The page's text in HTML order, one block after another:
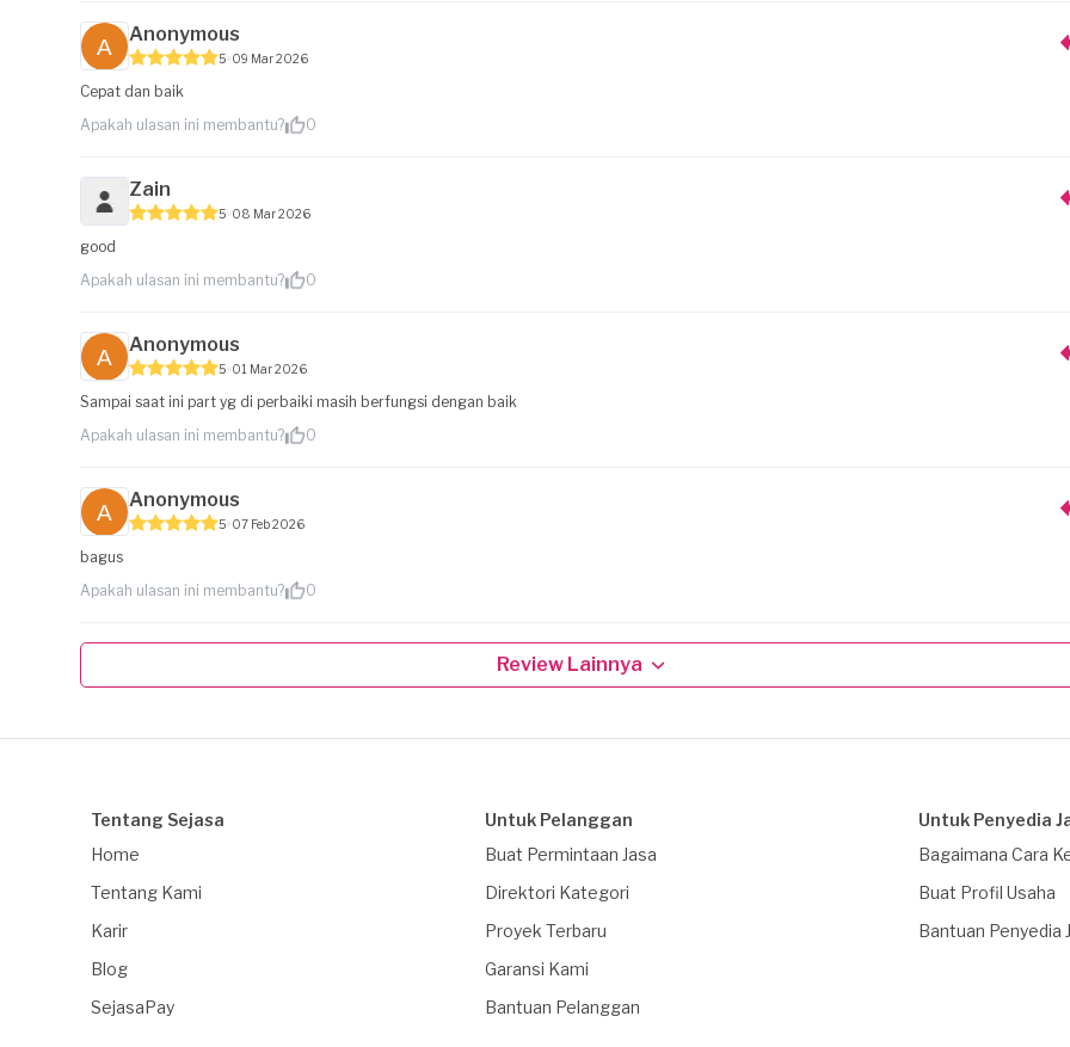
Anonymous
5 09 Mar 2026
Cepat dan baik
Apakah ulasan ini membantu?
0
Zain
5 08 Mar 2026
good
Apakah ulasan ini membantu?
0
Anonymous
5 01 Mar 2026
Sampai saat ini part yg di perbaiki masih berfungsi dengan baik
Apakah ulasan ini membantu?
0
Anonymous
5 07 Feb 2026
bagus
Apakah ulasan ini membantu?
0
Review Lainnya
Tentang Sejasa
Home
Tentang Kami
Karir
Blog
SejasaPay
Untuk Pelanggan
Buat Permintaan Jasa
Direktori Kategori
Proyek Terbaru
Garansi Kami
Bantuan Pelanggan
Untuk Penyedia
Bagaimana Cara
Buat Profil Usaha
Bantuan Penyedia